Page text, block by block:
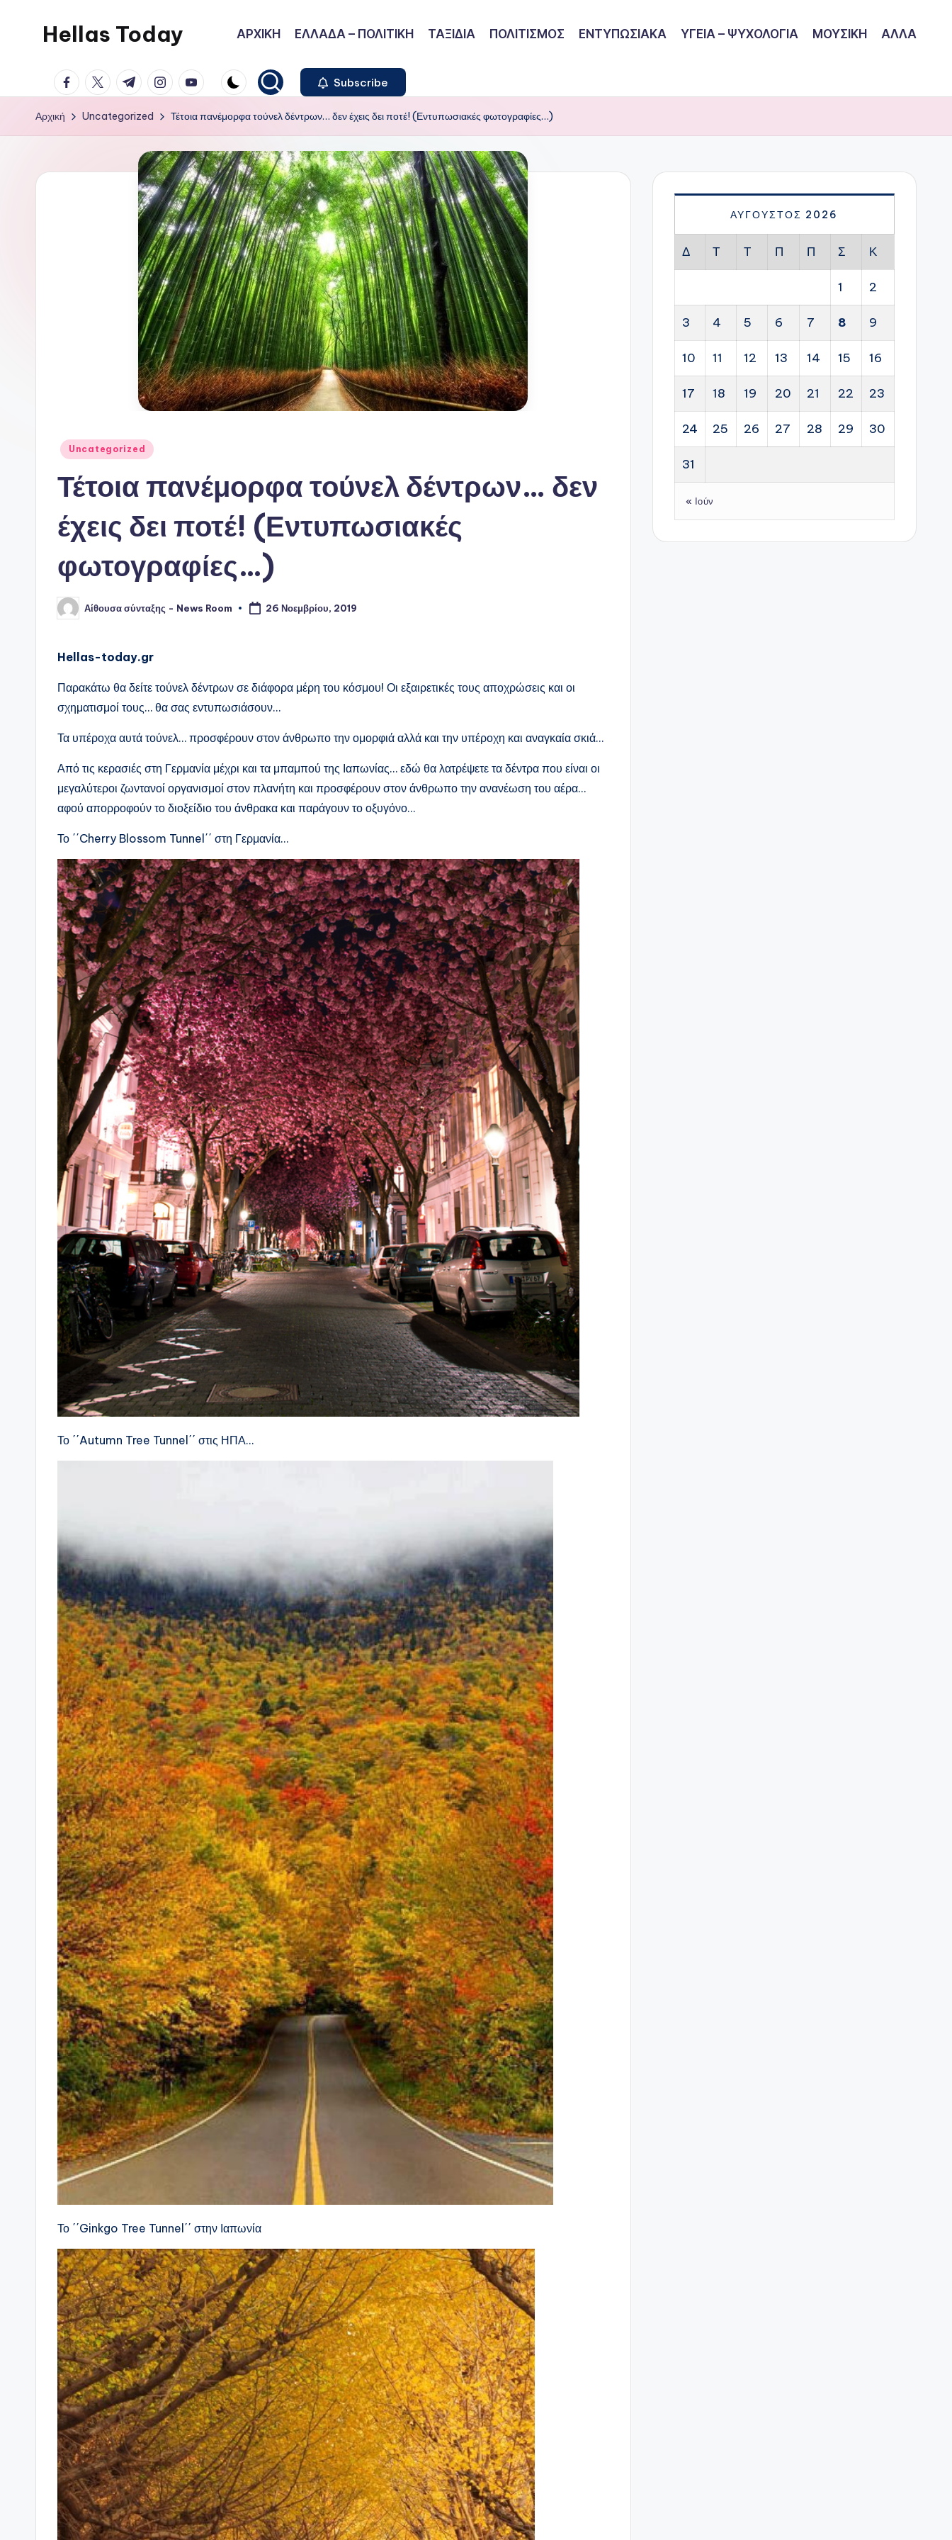
Μετάβαση
περιεχόμενο
Hellas Today ΑΡΧΙΚΗ ΕΛΛΑΔΑ – ΠΟΛΙΤΙΚΗ ΤΑΞΙΔΙΑ ΠΟΛΙΤΙΣΜΟΣ ΕΝΤΥΠΩΣΙΑΚΑ ΥΓΕΙΑ – ΨΥΧΟΛΟΓΙΑ ΜΟΥΣΙΚΗ ΑΛΛΑ
facebook.com
twitter.com
t.me instagram.com
youtube.com Subscribe
Αρχική Uncategorized Τέτοια πανέμορφα τούνελ δέντρων… δεν έχεις δει ποτέ! (Εντυπωσιακές φωτογραφίες…)
Αναρτήθηκε
Uncategorized
Τέτοια πανέμορφα τούνελ δέντρων… δεν
έχεις δει ποτέ! (Εντυπωσιακές
φωτογραφίες…)
Συγγραφέας:Αίθουσα σύνταξης - News Room 26 Νοεμβρίου, 2019
Hellas-today.gr
Παρακάτω θα δείτε τούνελ δέντρων σε διάφορα μέρη του κόσμου! Οι εξαιρετικές τους αποχρώσεις και οι
σχηματισμοί τους… θα σας εντυπωσιάσουν…
Τα υπέροχα αυτά τούνελ… προσφέρουν στον άνθρωπο την ομορφιά αλλά και την υπέροχη και αναγκαία σκιά…
Από τις κερασιές στη Γερμανία μέχρι και τα μπαμπού της Ιαπωνίας… εδώ θα λατρέψετε τα δέντρα που είναι οι
μεγαλύτεροι ζωντανοί οργανισμοί στον πλανήτη και προσφέρουν στον άνθρωπο την ανανέωση του αέρα…
αφού απορροφούν το διοξείδιο του άνθρακα και παράγουν το οξυγόνο…
Το ΄΄Cherry Blossom Tunnel΄΄ στη Γερμανία…
Το ΄΄Autumn Tree Tunnel΄΄ στις ΗΠΑ…
Το ΄΄Ginkgo Tree Tunnel΄΄ στην Ιαπωνία
ΑΎΓΟΥΣΤΟΣ 2026
Δ Τ Τ Π Π Σ Κ
1 2
3 4 5 6 7 8 9
10 11 12 13 14 15 16
17 18 19 20 21 22 23
24 25 26 27 28 29 30
31
« Ιούν